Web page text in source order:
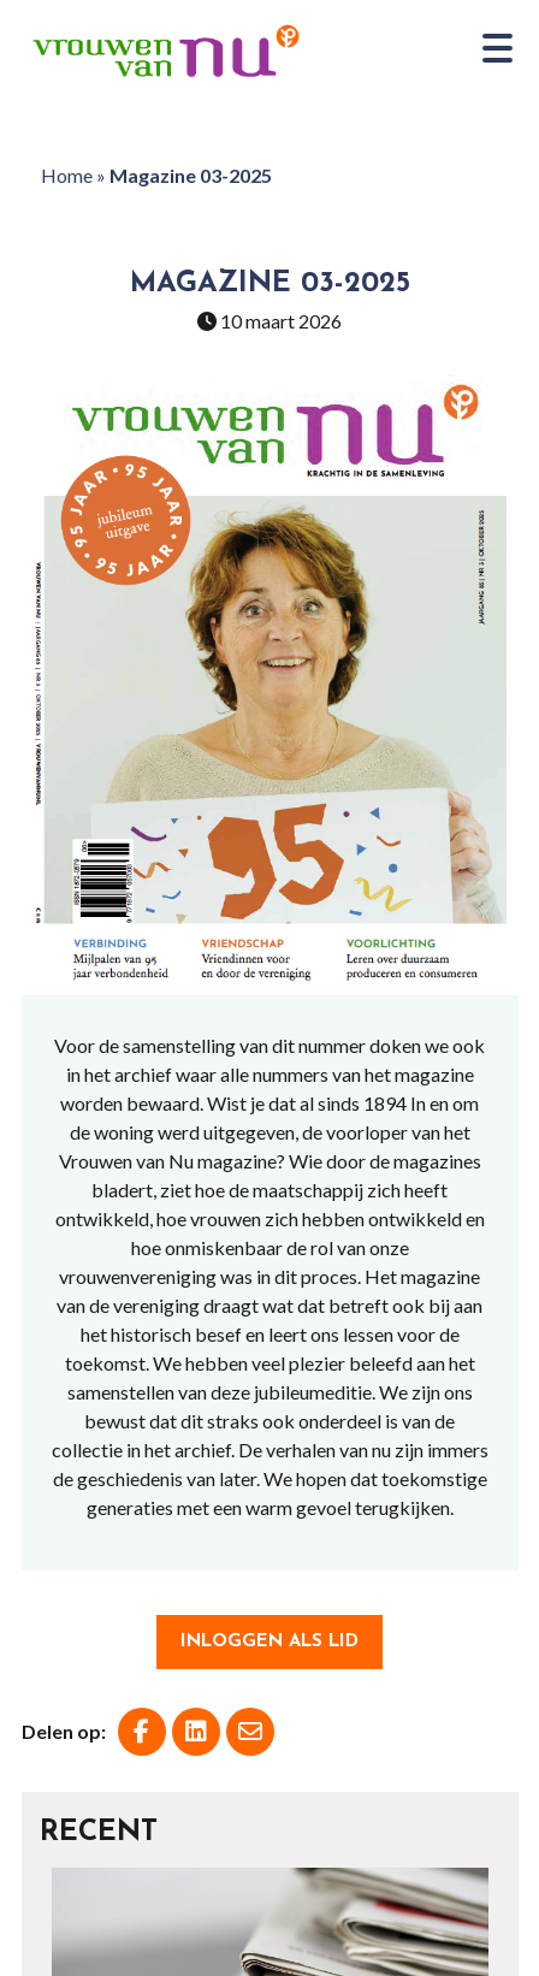
Home» Magazine 03-2025
MAGAZINE 03-2025
10 maart 2026
Voor de samenstelling van dit nummer doken we ook
in het archief waar alle nummers van het magazine
worden bewaard. Wist je dat al sinds 1894 In en om
de woning werd uitgegeven, de voorloper van het
Vrouwen van Nu magazine? Wie door de magazines
bladert, ziet hoe de maatschappij zich heeft
ontwikkeld, hoe vrouwen zich hebben ontwikkeld en
hoe onmiskenbaar de rol van onze
vrouwenvereniging was in dit proces. Het magazine
van de vereniging draagt wat dat betreft ook bij aan
het historisch besef en leert ons lessen voor de
toekomst. We hebben veel plezier beleefd aan het
samenstellen van deze jubileumeditie. We zijn ons
bewust dat dit straks ook onderdeel is van de
collectie in het archief. De verhalen van nu zijn immers
de geschiedenis van later. We hopen dat toekomstige
generaties met een warm gevoel terugkijken.
INLOGGEN ALS LID
Delen op:
RECENT